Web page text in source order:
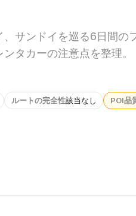
サンドイを巡る6日間の
タカーの注意点を整理。
ルートの完全性該当なし POI品